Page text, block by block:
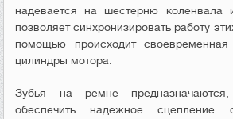
надевается на шестерню коленвала
позволяет синхронизировать работу
помощью происходит
цилиндры мотора.
Зубья на ремне
обеспечить надёжное